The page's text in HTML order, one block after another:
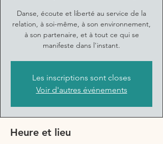
Danse, écoute et liberté au service de la
relation, à soi-même, à son environnement,
à son partenaire, et à tout ce qui se
manifeste dans l'instant.
Les inscriptions sont closes
Voir d'autres événements
Heure et lieu